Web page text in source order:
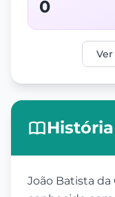
0
História
João Batista da